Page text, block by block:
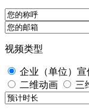
视频类型
企业（单位）宣
二维动画
三